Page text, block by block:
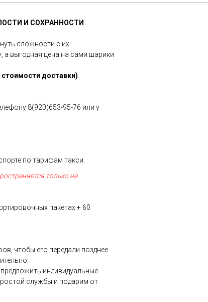
И СОХРАННОСТИ
сложности с их
а выгодная цена на сами шарики
стоимости доставки)
8(920)653-95-76 или у
по тарифам такси.
только на
пакетах + 60
чтобы его передали позднее
индивидуальные
службы и подарим от